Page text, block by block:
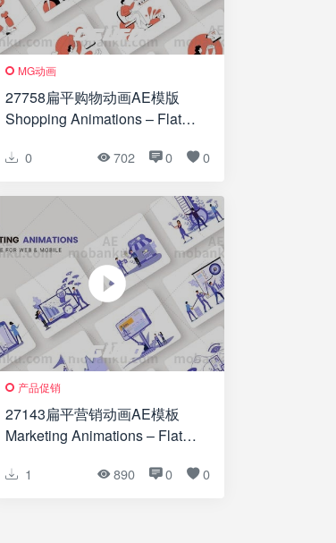
MG动画
27758扁平购物动画AE模版
Shopping Animations – Flat
0 702 0 0
产品促销
27143扁平营销动画AE模板
Marketing Animations – Flat
1 890 0 0